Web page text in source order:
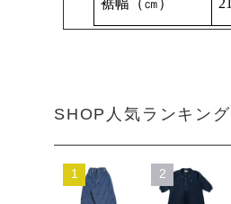
SHOP人気ランキング
1 2